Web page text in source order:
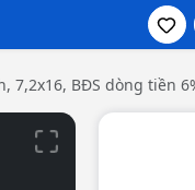
7,2x16, BĐS dòng tiền